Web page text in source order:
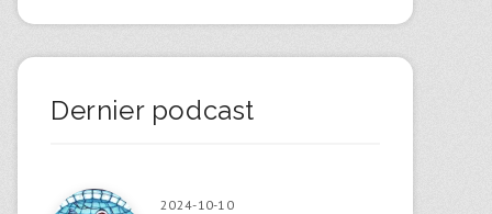
Dernier podcast
2024-10-10